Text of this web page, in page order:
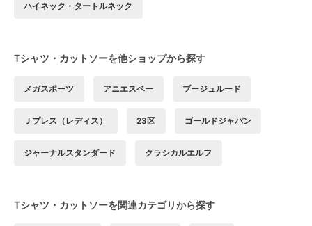
ハイネック・タートルネック
Tシャツ・カットソーを他ショップから探す
メガスポーツ アニエスベー ブージュルード
Ｊプレス（レディス） 23区 ゴールドジャパン
ジャーナルスタンダード クラシカルエルフ
Tシャツ・カットソーを関連カテゴリから探す